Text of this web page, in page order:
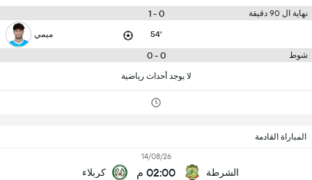
نهاية ال 90 دقيقة
0 - 1
54' ميمي
شوط 0 - 0
لا يوجد أحداث رياضية
المباراة القادمة
الشرطة
14/08/26
02:00 م كربلاء